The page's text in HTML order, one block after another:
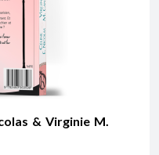
& Virginie M.